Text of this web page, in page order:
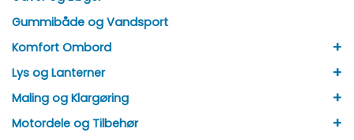
Gummibåde og Vandsport
Komfort Ombord
+
Lys og Lanterner +
Maling og Klargøring +
Motordele og Tilbehør +